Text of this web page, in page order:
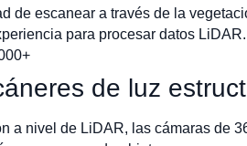
de escanear a través de la
para procesar datos LiDAR.
de luz
a nivel de LiDAR, las cámaras de